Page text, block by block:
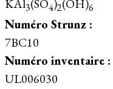
KAl3(SO4)2(OH)6
Numéro Strunz :
7BC10
Numéro inventaire :
UL006030